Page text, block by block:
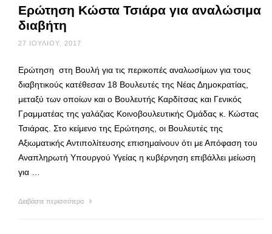
Ερώτηση Κώστα Τσιάρα για αναλώσιμα
διαβήτη
27 ΙΟΥΛΊΟΥ, 2017
Ερώτηση στη Βουλή για τις περικοπές αναλωσίμων για τους
διαβητικούς κατέθεσαν 18 Βουλευτές της Νέας Δημοκρατίας,
μεταξύ των οποίων και ο Βουλευτής Καρδίτσας και Γενικός
Γραμματέας της γαλάζιας Κοινοβουλευτικής Ομάδας κ. Κώστας
Τσιάρας. Στο κείμενο της Ερώτησης, οι Βουλευτές της
Αξιωματικής Αντιπολίτευσης επισημαίνουν ότι με Απόφαση του
Αναπληρωτή Υπουργού Υγείας η κυβέρνηση επιβάλλει μείωση
για …
Διαβάστε περισσότερα